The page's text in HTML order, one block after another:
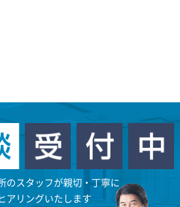
のスタッフが親切・丁寧に
アリングいたします